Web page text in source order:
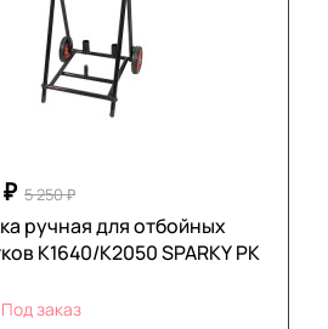
5 250 ₽
ручная для отбойных
К1640/К2050 SPARKY РК
Под заказ